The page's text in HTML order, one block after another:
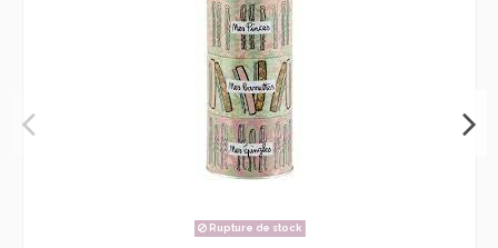
Rupture de stock